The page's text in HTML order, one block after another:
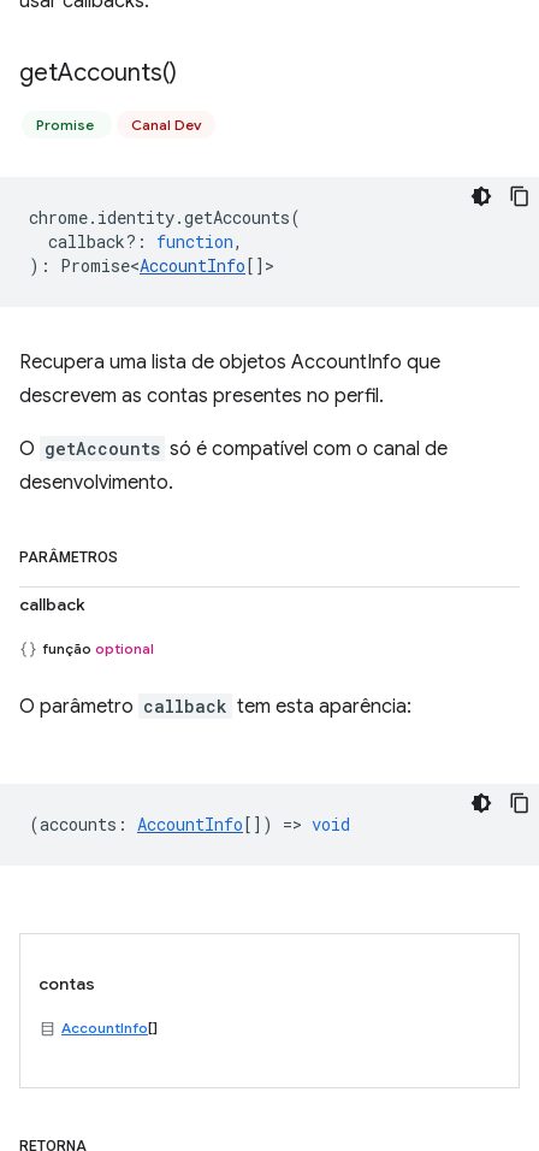
getAccounts()
Promise Canal Dev
chrome. identity.getAccounts(
callback? : function,
) : Promise<AccountInfo[] >
Recupera uma lista de objetos AccountInfo que
descrevem as contas presentes no perfil.
O getAccounts só é compatível com o canal de
desenvolvimento.
PARÂMETROS
callback
função optional
O parâmetro callback tem esta aparência:
(accounts : AccountInfo[]) => void
contas
AccountInfo[]
RETORNA